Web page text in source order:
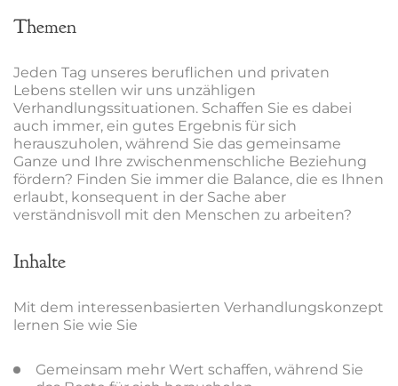
Themen
Jeden Tag unseres beruflichen und privaten
Lebens stellen wir uns unzähligen
Verhandlungssituationen. Schaffen Sie es dabei
auch immer, ein gutes Ergebnis für sich
herauszuholen, während Sie das gemeinsame
Ganze und Ihre zwischenmenschliche Beziehung
fördern? Finden Sie immer die Balance, die es Ihnen
erlaubt, konsequent in der Sache aber
verständnisvoll mit den Menschen zu arbeiten?
Inhalte
Mit dem interessenbasierten Verhandlungskonzept
lernen Sie wie Sie
Gemeinsam mehr Wert schaffen, während Sie